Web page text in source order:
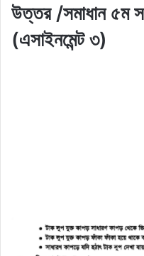
উত্তর /সমাধান ৫ম
(এসাইনমেন্ট ৩)